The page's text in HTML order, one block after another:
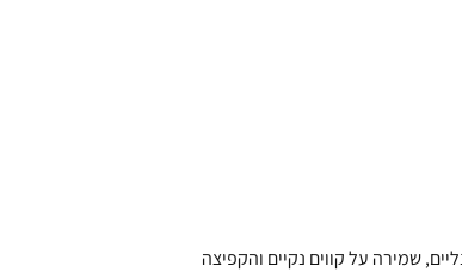
שמירה על קווים נקיים והקפיצה